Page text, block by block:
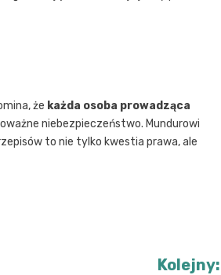
że każda osoba prowadząca
niebezpieczeństwo. Mundurowi
to nie tylko kwestia prawa, ale
Kolejny: